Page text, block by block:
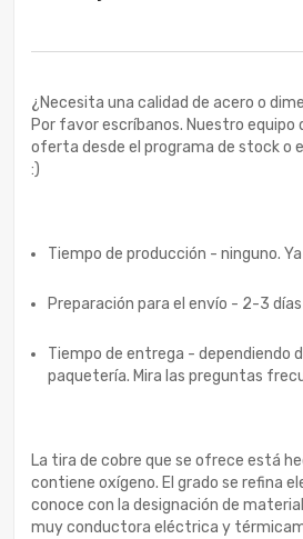
¿Necesita una calidad de acero o
Por favor escríbanos. Nuestro equipo
oferta desde el programa de stock o
:)
Tiempo de producción - ninguno.
Preparación para el envío - 2-3 días
Tiempo de entrega - dependiendo
paquetería. Mira las preguntas
La tira de cobre que se ofrece está
contiene oxígeno. El grado se refina
conoce con la designación de
muy conductora eléctrica y